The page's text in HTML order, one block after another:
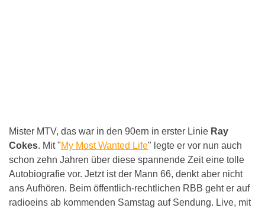
Mister MTV, das war in den 90ern in erster Linie Ray
Cokes. Mit "My Most Wanted Life" legte er vor nun auch
schon zehn Jahren über diese spannende Zeit eine tolle
Autobiografie vor. Jetzt ist der Mann 66, denkt aber nicht
ans Aufhören. Beim öffentlich-rechtlichen RBB geht er auf
radioeins ab kommenden Samstag auf Sendung. Live, mit